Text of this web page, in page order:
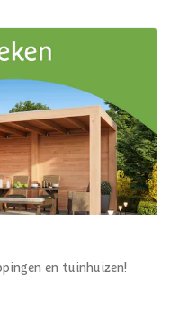
en tuinhuizen!